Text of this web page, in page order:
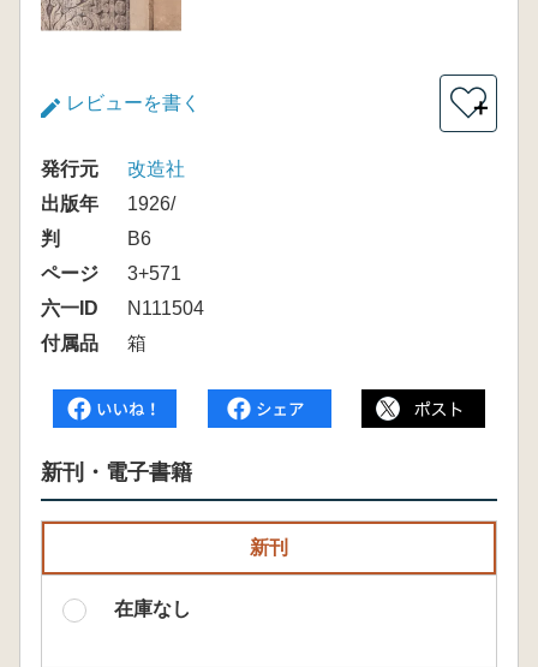
レビューを書く ＋
発行元
改造社
出版年
1926/
判
B6
ページ
3+571
六一ID
N111504
付属品
箱
新刊・電子書籍
新刊
在庫なし